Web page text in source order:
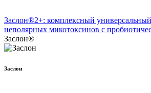
Заслон®2+: комплексный
неполярных микотоксинов с
Заслон®
Заслон